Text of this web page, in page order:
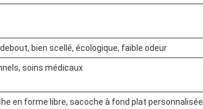
bien scellé, écologique, faible odeur
soins médicaux
en forme libre, sacoche à fond plat personnalisée